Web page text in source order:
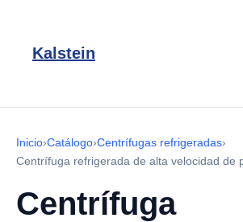
Kalstein
Inicio›Catálogo›Centrífugas refrigeradas›
Centrífuga refrigerada de alta velocidad de
Centrífuga